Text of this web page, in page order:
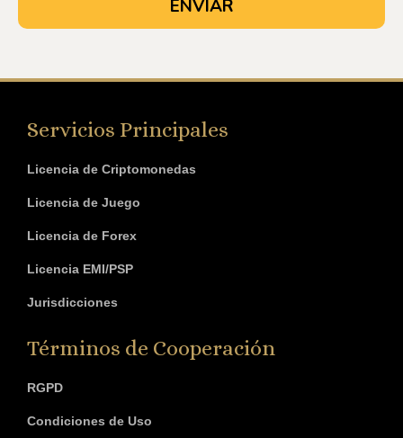
Servicios Principales
Licencia de Criptomonedas
Licencia de Juego
Licencia de Forex
Licencia EMI/PSP
Jurisdicciones
Términos de Cooperación
RGPD
Condiciones de Uso